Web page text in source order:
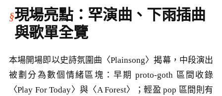
現場亮點：罕演曲、下雨插曲
與歌單全覽
本場開場即以史詩氛圍曲〈Plainsong〉揭幕，中段演出
被劃分為數個情緒區塊：早期 proto-goth 區間收錄
〈Play For Today〉與〈A Forest〉；輕盈 pop 區間則有